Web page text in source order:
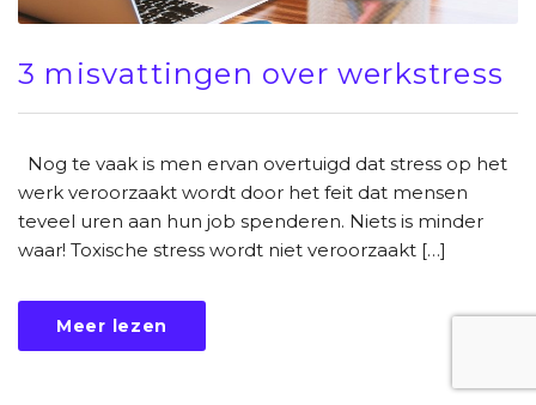
3 misvattingen over werkstress
Nog te vaak is men ervan overtuigd dat stress op het
werk veroorzaakt wordt door het feit dat mensen
teveel uren aan hun job spenderen. Niets is minder
waar! Toxische stress wordt niet veroorzaakt […]
Meer lezen